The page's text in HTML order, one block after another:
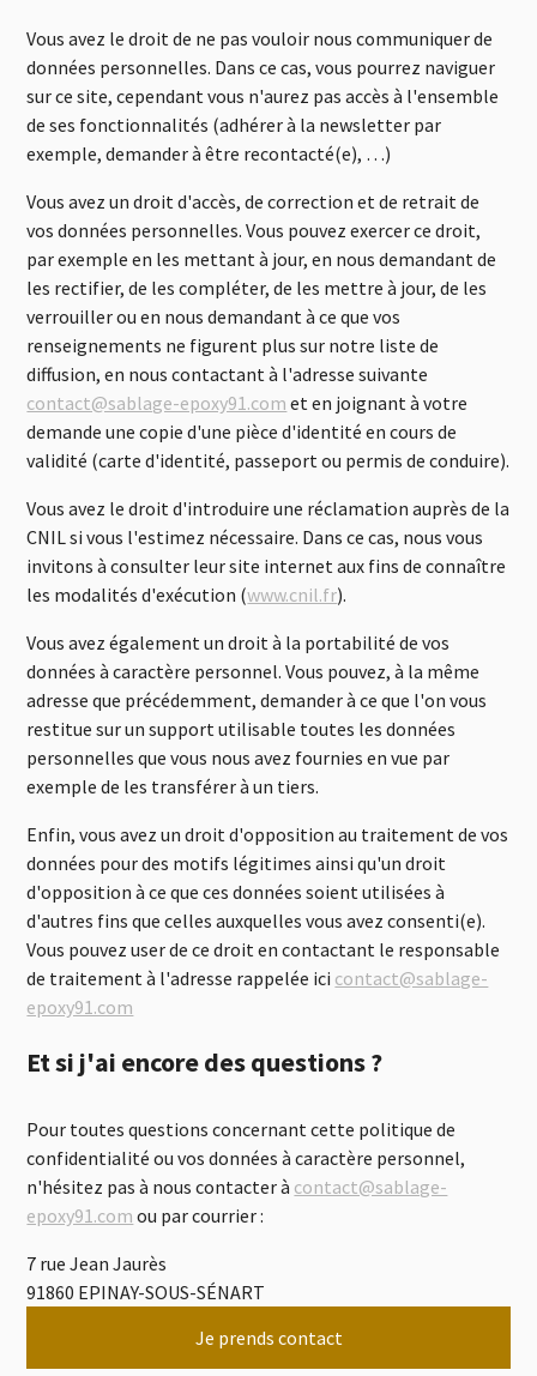
Vous avez le droit de ne pas vouloir nous communiquer de
données personnelles. Dans ce cas, vous pourrez naviguer
sur ce site, cependant vous n'aurez pas accès à l'ensemble
de ses fonctionnalités (adhérer à la newsletter par
exemple, demander à être recontacté(e), …)
Vous avez un droit d'accès, de correction et de retrait de
vos données personnelles. Vous pouvez exercer ce droit,
par exemple en les mettant à jour, en nous demandant de
les rectifier, de les compléter, de les mettre à jour, de les
verrouiller ou en nous demandant à ce que vos
renseignements ne figurent plus sur notre liste de
diffusion, en nous contactant à l'adresse suivante
contact@sablage-epoxy91.com et en joignant à votre
demande une copie d'une pièce d'identité en cours de
validité (carte d'identité, passeport ou permis de conduire).
Vous avez le droit d'introduire une réclamation auprès de la
CNIL si vous l'estimez nécessaire. Dans ce cas, nous vous
invitons à consulter leur site internet aux fins de connaître
les modalités d'exécution (www.cnil.fr).
Vous avez également un droit à la portabilité de vos
données à caractère personnel. Vous pouvez, à la même
adresse que précédemment, demander à ce que l'on vous
restitue sur un support utilisable toutes les données
personnelles que vous nous avez fournies en vue par
exemple de les transférer à un tiers.
Enfin, vous avez un droit d'opposition au traitement de vos
données pour des motifs légitimes ainsi qu'un droit
d'opposition à ce que ces données soient utilisées à
d'autres fins que celles auxquelles vous avez consenti(e).
Vous pouvez user de ce droit en contactant le responsable
de traitement à l'adresse rappelée ici contact@sablage-
epoxy91.com
Et si j'ai encore des questions ?
Pour toutes questions concernant cette politique de
confidentialité ou vos données à caractère personnel,
n'hésitez pas à nous contacter à contact@sablage-
epoxy91.com ou par courrier :
7 rue Jean Jaurès
91860 EPINAY-SOUS-SÉNART
Je prends contact